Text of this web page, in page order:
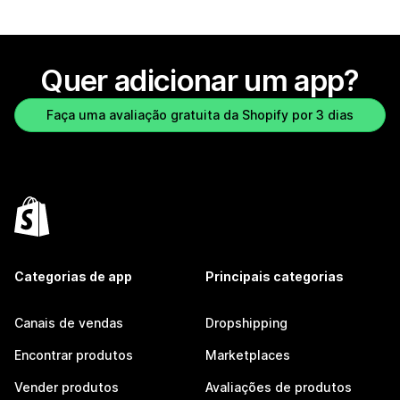
Quer adicionar um app?
Faça uma avaliação gratuita da Shopify por 3 dias
Categorias de app
Canais de vendas
Encontrar produtos
Vender produtos
Principais categorias
Dropshipping
Marketplaces
Avaliações de produtos